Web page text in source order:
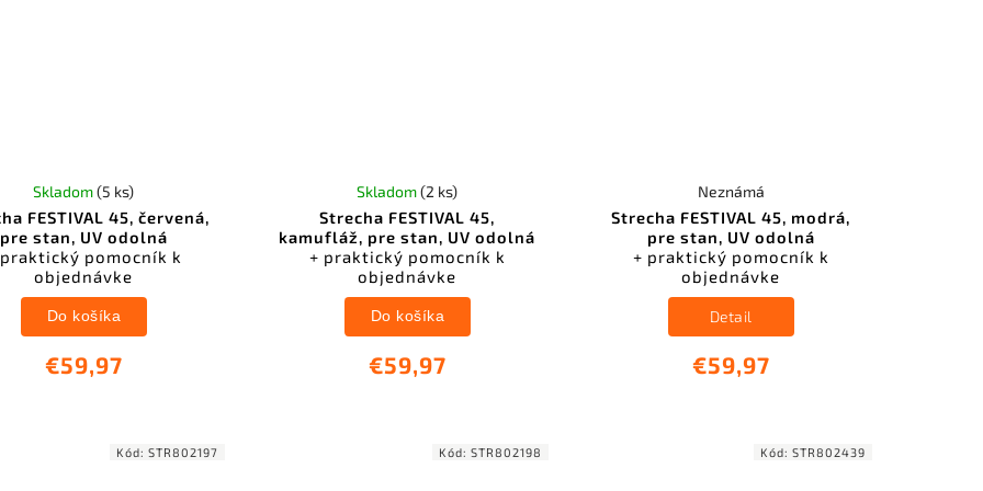
FESTIVAL 45, červená,
pre stan, UV odolná
pomocník k
objednávke
Skladom(5 ks)
€59,97
Do košíka
Strecha FESTIVAL 45,
kamufláž, pre stan, UV odolná
+ praktický pomocník k
objednávke
Skladom(2 ks)
€59,97
Do košíka
Strecha FESTIVAL 45, modrá,
pre stan, UV odolná
+ praktický pomocník k
objednávke
Neznámá
€59,97
Detail
Kód:STR802197 Kód:STR802198 Kód:STR802439